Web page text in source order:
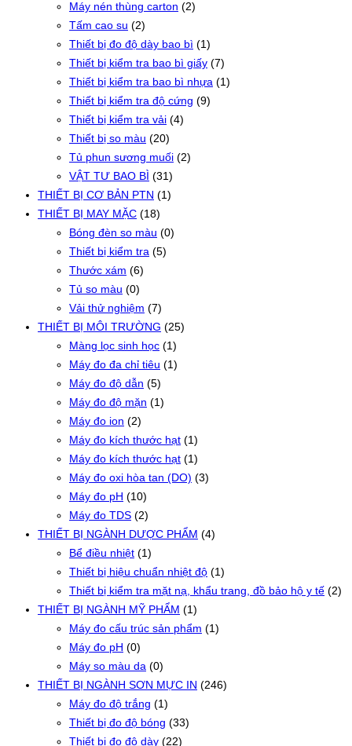
Máy nén thùng carton (2)
Tấm cao su (2)
Thiết bị đo độ dày bao bì (1)
Thiết bị kiểm tra bao bì giấy (7)
Thiết bị kiểm tra bao bì nhựa (1)
Thiết bị kiểm tra độ cứng (9)
Thiết bị kiểm tra vải (4)
Thiết bị so màu (20)
Tủ phun sương muối (2)
VẬT TƯ BAO BÌ (31)
THIẾT BỊ CƠ BẢN PTN (1)
THIẾT BỊ MAY MẶC (18)
Bóng đèn so màu (0)
Thiết bị kiểm tra (5)
Thước xám (6)
Tủ so màu (0)
Vải thử nghiệm (7)
THIẾT BỊ MÔI TRƯỜNG (25)
Màng lọc sinh học (1)
Máy đo đa chỉ tiêu (1)
Máy đo độ dẫn (5)
Máy đo độ mặn (1)
Máy đo ion (2)
Máy đo kích thước hạt (1)
Máy đo kích thước hạt (1)
Máy đo oxi hòa tan (DO) (3)
Máy đo pH (10)
Máy đo TDS (2)
THIẾT BỊ NGÀNH DƯỢC PHẨM (4)
Bể điều nhiệt (1)
Thiết bị hiệu chuẩn nhiệt độ (1)
Thiết bị kiểm tra mặt nạ, khẩu trang, đồ bảo hộ y tế (2)
THIẾT BỊ NGÀNH MỸ PHẨM (1)
Máy đo cấu trúc sản phẩm (1)
Máy đo pH (0)
Máy so màu da (0)
THIẾT BỊ NGÀNH SƠN MỰC IN (246)
Máy đo độ trắng (1)
Thiết bị đo độ bóng (33)
Thiết bị đo độ dày (22)